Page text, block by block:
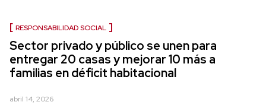
RESPONSABILIDAD SOCIAL
Sector privado y público se unen para
entregar 20 casas y mejorar 10 más a
familias en déficit habitacional
abril 14, 2026